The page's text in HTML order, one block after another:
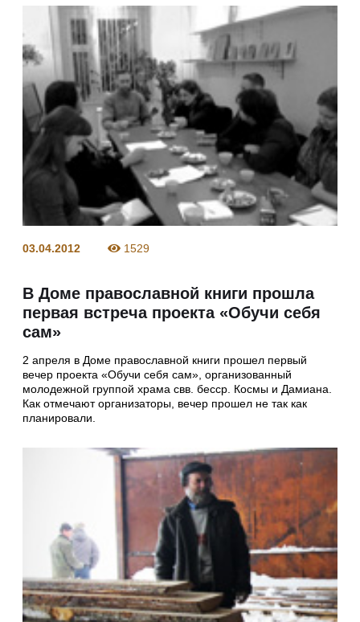
03.04.2012 1529
В Доме православной книги прошла
первая встреча проекта «Обучи себя
сам»
2 апреля в Доме православной книги прошел первый
вечер проекта «Обучи себя сам», организованный
молодежной группой храма свв. бесср. Космы и Дамиана.
Как отмечают организаторы, вечер прошел не так как
планировали.